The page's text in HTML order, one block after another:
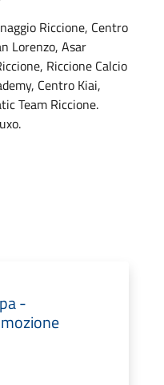
Riccione, Centro
Lorenzo, Asar
Riccione Calcio
Centro Kiai,
Team Riccione.
-